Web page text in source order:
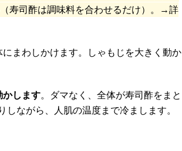
寿司酢は調味料を合わせるだけ）。→詳
まわしかけます。しゃもじを大きく動か
かします。ダマなく、全体が寿司酢をまと
ながら、人肌の温度まで冷まします。